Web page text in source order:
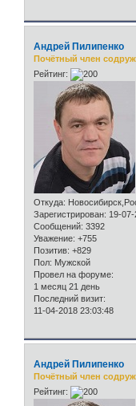
Андрей Пилипенко
Почётный член
Рейтинг:
Откуда:
Зарегистрирован: 19-
Сообщений: 3392
Уважение: +755
Позитив: +829
Пол: Мужской
Провел на форуме:
1 месяц 21 день
Последний визит:
11-04-2018 23:03:48
Андрей Пилипенко
Почётный член
Рейтинг: